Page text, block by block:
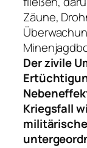
Zäune,
Der zivile
Kriegsfall